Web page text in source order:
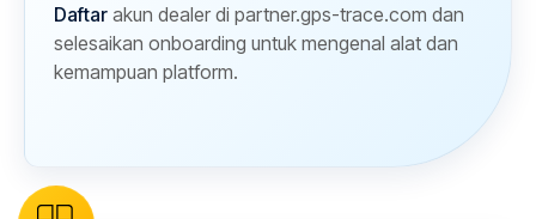
Daftar akun dealer di partner.gps-trace.com dan
selesaikan onboarding untuk mengenal alat dan
kemampuan platform.